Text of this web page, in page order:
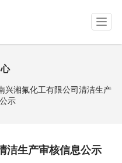
T
o
g
n
a
兴湘氟化工有限公司清洁生产
示
洁生产审核信息公示